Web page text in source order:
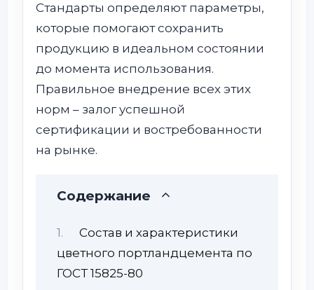
Стандарты определяют параметры,
которые помогают сохранить
продукцию в идеальном состоянии
до момента использования.
Правильное внедрение всех этих
норм – залог успешной
сертификации и востребованности
на рынке.
Содержание
Состав и характеристики
цветного портландцемента по
ГОСТ 15825-80